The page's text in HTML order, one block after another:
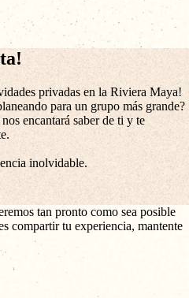
privadas en la Riviera Maya!
para un grupo más grande?
encantará saber de ti y te
inolvidable.
tan pronto como sea posible
compartir tu experiencia, mantente